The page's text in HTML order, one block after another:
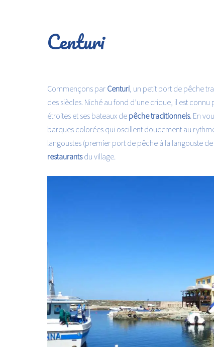
Centuri
Commençons par Centuri, un petit port de pêche
des siècles. Niché au fond d’une crique, il est connu
étroites et ses bateaux de pêche traditionnels. En
barques colorées qui oscillent doucement au
langoustes (premier port de pêche à la langouste de
restaurantsdu village.